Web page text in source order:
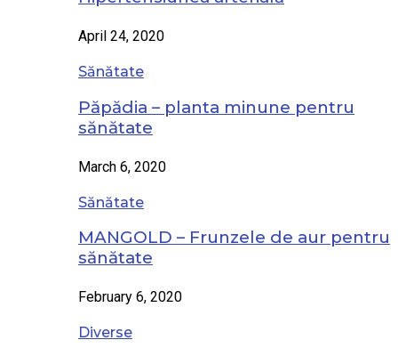
April 24, 2020
Sănătate
Păpădia – planta minune pentru
sănătate
March 6, 2020
Sănătate
MANGOLD – Frunzele de aur pentru
sănătate
February 6, 2020
Diverse